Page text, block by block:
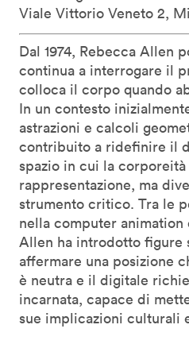
Viale Vittorio Veneto 2,
Dal 1974, Rebecca Allen
continua a interrogare il
colloca il corpo quando
In un contesto
astrazioni e calcoli
contribuito a ridefinire il
spazio in cui la
rappresentazione, ma
strumento critico. Tra le
nella computer animation
Allen ha introdotto figure
affermare una posizione
è neutra e il digitale
incarnata, capace di
sue implicazioni culturali